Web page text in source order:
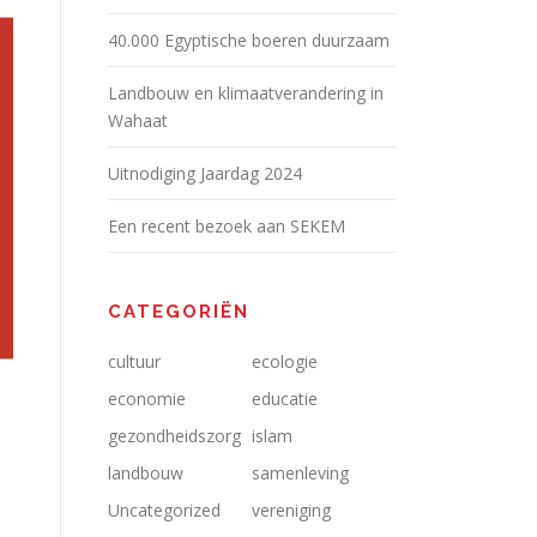
40.000 Egyptische boeren duurzaam
Landbouw en klimaatverandering in
Wahaat
Uitnodiging Jaardag 2024
Een recent bezoek aan SEKEM
CATEGORIËN
cultuur
ecologie
economie
educatie
gezondheidszorg islam
landbouw
samenleving
Uncategorized
vereniging